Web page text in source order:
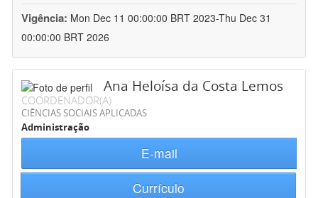
Vigência: Mon Dec 11 00:00:00 BRT 2023-Thu Dec 31
00:00:00 BRT 2026
Ana Heloísa da Costa Lemos
COORDENADOR(A)
CIÊNCIAS SOCIAIS APLICADAS
Administração
E-mail
Currículo